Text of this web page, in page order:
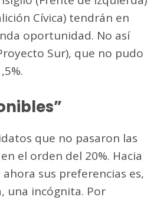
Cívica) tendrán en
oportunidad. No así
Sur), que no pudo
que no pasaron las
el orden del 20%. Hacia
sus preferencias es,
una incógnita. Por